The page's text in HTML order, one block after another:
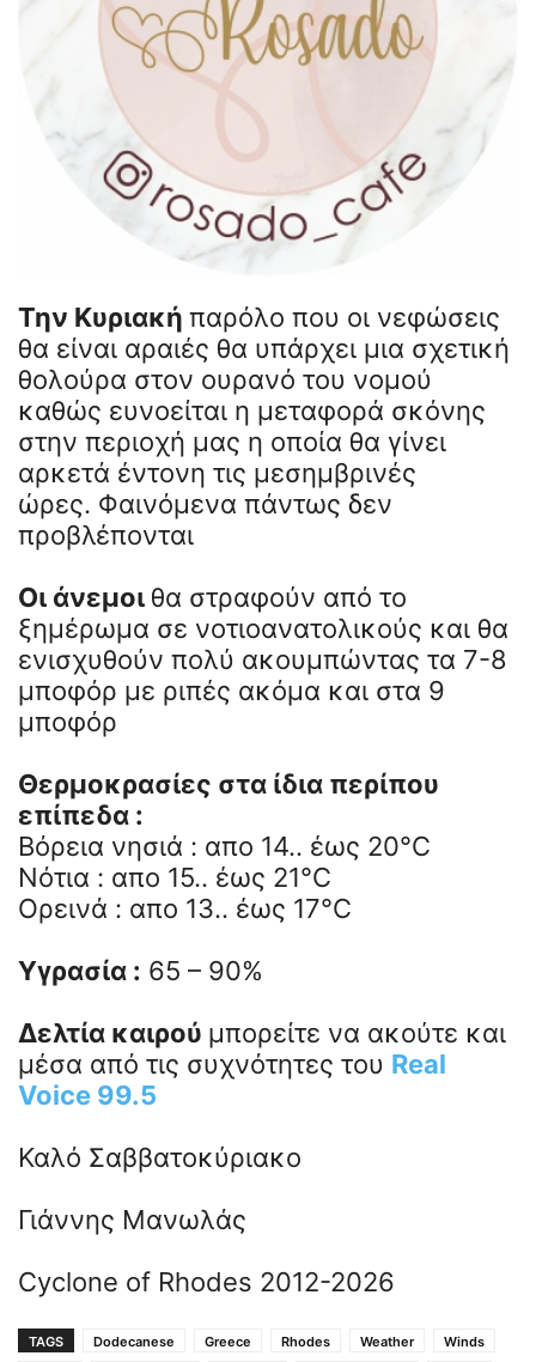
Την Κυριακή παρόλο που οι νεφώσεις
θα είναι αραιές θα υπάρχει μια σχετική
θολούρα στον ουρανό του νομού
καθώς ευνοείται η μεταφορά σκόνης
στην περιοχή μας η οποία θα γίνει
αρκετά έντονη τις μεσημβρινές
ώρες. Φαινόμενα πάντως δεν
προβλέπονται
Οι άνεμοι θα στραφούν από το
ξημέρωμα σε νοτιοανατολικούς και θα
ενισχυθούν πολύ ακουμπώντας τα 7-8
μποφόρ με ριπές ακόμα και στα 9
μποφόρ
Θερμοκρασίες στα ίδια περίπου
επίπεδα :
Βόρεια νησιά : απο 14.. έως 20°C
Νότια : απο 15.. έως 21°C
Ορεινά : απο 13.. έως 17°C
Υγρασία : 65 – 90%
Δελτία καιρού μπορείτε να ακούτε και
μέσα από τις συχνότητες του Real
Voice 99.5
Καλό Σαββατοκύριακο
Γιάννης Μανωλάς
Cyclone of Rhodes 2012-2026
TAGS Dodecanese Greece Rhodes Weather
Winds